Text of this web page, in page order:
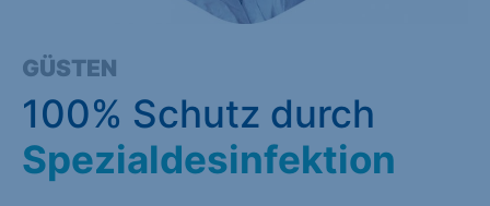
GÜSTEN
100% Schutz durch
Spezialdesinfektion